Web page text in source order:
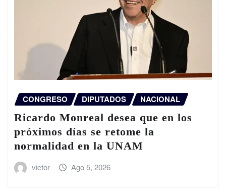
CONGRESO DIPUTADOS NACIONAL
Ricardo Monreal desea que en los
próximos días se retome la
normalidad en la UNAM
victor Ago 5, 2026